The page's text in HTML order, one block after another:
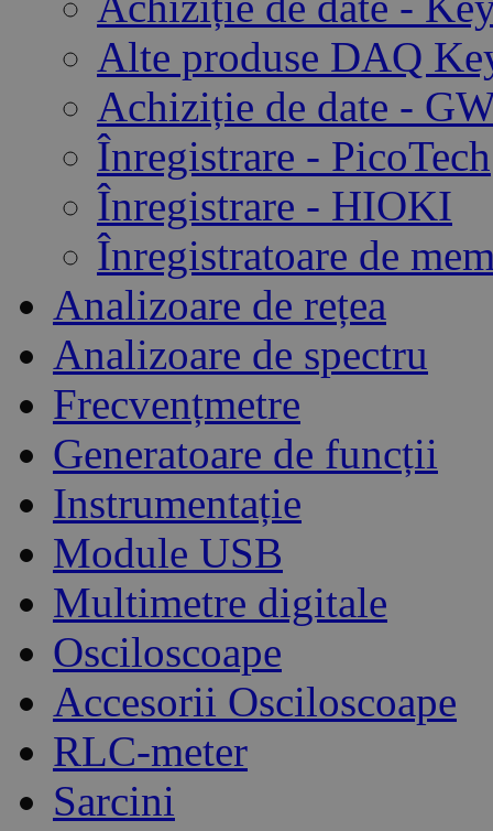
Alte produse DAQ
Achiziție de date -
Înregistrare - PicoTech
Înregistrare - HIOKI
Înregistratoare de
Analizoare de rețea
Analizoare de spectru
Frecvențmetre
Generatoare de funcții
Instrumentație
Module USB
Multimetre digitale
Osciloscoape
Accesorii Osciloscoape
RLC-meter
Sarcini